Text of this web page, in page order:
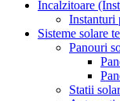
Incalzitoare
Instanturi
Sisteme solare
Panouri
Statii